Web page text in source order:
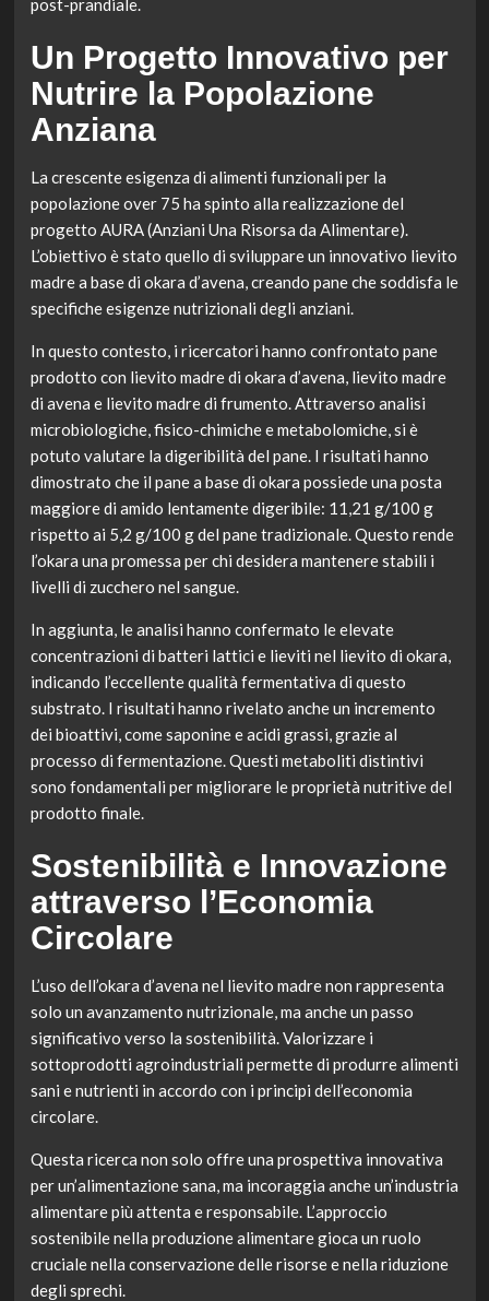
Un Progetto Innovativo per
Nutrire la Popolazione
Anziana
La crescente esigenza di alimenti funzionali per la
popolazione over 75 ha spinto alla realizzazione del
progetto AURA (Anziani Una Risorsa da Alimentare).
L’obiettivo è stato quello di sviluppare un innovativo lievito
madre a base di okara d’avena, creando pane che soddisfa le
specifiche esigenze nutrizionali degli anziani.
In questo contesto, i ricercatori hanno confrontato pane
prodotto con lievito madre di okara d’avena, lievito madre
di avena e lievito madre di frumento. Attraverso analisi
microbiologiche, fisico-chimiche e metabolomiche, si è
potuto valutare la digeribilità del pane. I risultati hanno
dimostrato che il pane a base di okara possiede una posta
maggiore di amido lentamente digeribile: 11,21 g/100 g
rispetto ai 5,2 g/100 g del pane tradizionale. Questo rende
l’okara una promessa per chi desidera mantenere stabili i
livelli di zucchero nel sangue.
In aggiunta, le analisi hanno confermato le elevate
concentrazioni di batteri lattici e lieviti nel lievito di okara,
indicando l’eccellente qualità fermentativa di questo
substrato. I risultati hanno rivelato anche un incremento
dei bioattivi, come saponine e acidi grassi, grazie al
processo di fermentazione. Questi metaboliti distintivi
sono fondamentali per migliorare le proprietà nutritive del
prodotto finale.
Sostenibilità e Innovazione
attraverso l’Economia
Circolare
L’uso dell’okara d’avena nel lievito madre non rappresenta
solo un avanzamento nutrizionale, ma anche un passo
significativo verso la sostenibilità. Valorizzare i
sottoprodotti agroindustriali permette di produrre alimenti
sani e nutrienti in accordo con i principi dell’economia
circolare.
Questa ricerca non solo offre una prospettiva innovativa
per un’alimentazione sana, ma incoraggia anche un’industria
alimentare più attenta e responsabile. L’approccio
sostenibile nella produzione alimentare gioca un ruolo
cruciale nella conservazione delle risorse e nella riduzione
degli sprechi.